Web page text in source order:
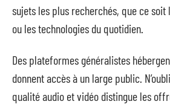
sujets les plus recherchés, que ce
ou les technologies du quotidien.
Des plateformes généralistes
donnent accès à un large public.
qualité audio et vidéo distingue les